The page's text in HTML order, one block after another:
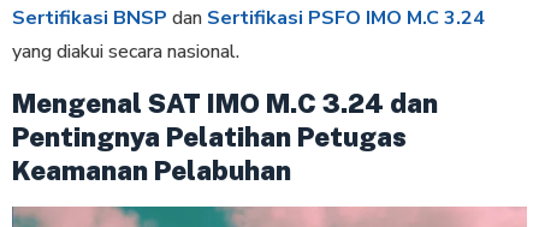
Sertifikasi BNSP dan Sertifikasi PSFO IMO M.C 3.24
yang diakui secara nasional.
Mengenal SAT IMO M.C 3.24 dan
Pentingnya Pelatihan Petugas
Keamanan Pelabuhan